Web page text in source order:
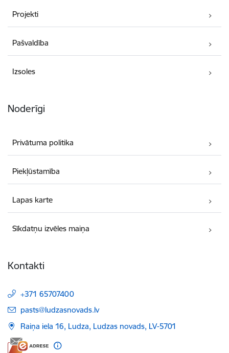
Projekti
Pašvaldība
Izsoles
Noderīgi
Privātuma politika
Piekļūstamība
Lapas karte
Sīkdatņu izvēles maiņa
Kontakti
+371 65707400
E-pasts:
pasts@ludzasnovads.lv
Raiņa iela 16, Ludza, Ludzas novads, LV-5701